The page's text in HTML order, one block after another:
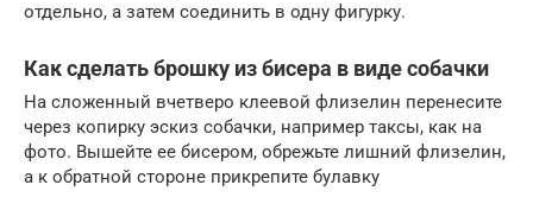
отдельно, а затем соединить в одну фигурку.
Как сделать брошку из бисера в виде собачки
На сложенный вчетверо клеевой флизелин перенесите
через копирку эскиз собачки, например таксы, как на
фото. Вышейте ее бисером, обрежьте лишний флизелин,
а к обратной стороне прикрепите булавку